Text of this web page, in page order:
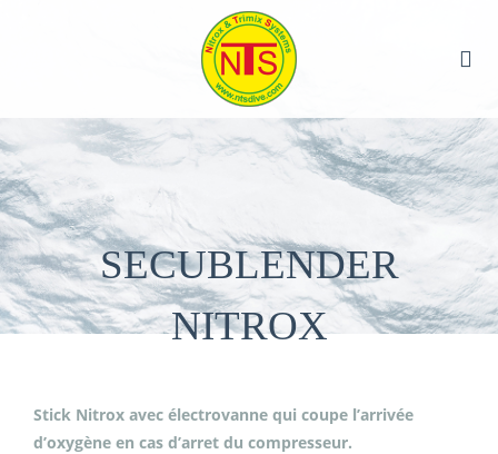
SECUBLENDER
NITROX
Stick Nitrox avec électrovanne qui coupe l’arrivée
d’oxygène en cas d’arret du compresseur.